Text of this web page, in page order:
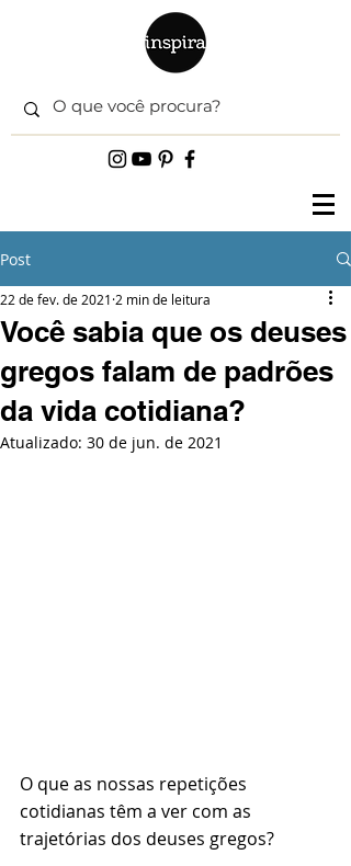
Post
Você sabia que os deuses
gregos falam de padrões
da vida cotidiana?
22 de fev. de 2021 2 min de leitura
Atualizado: 30 de jun. de 2021
O que as nossas repetições
cotidianas têm a ver com as
trajetórias dos deuses gregos?